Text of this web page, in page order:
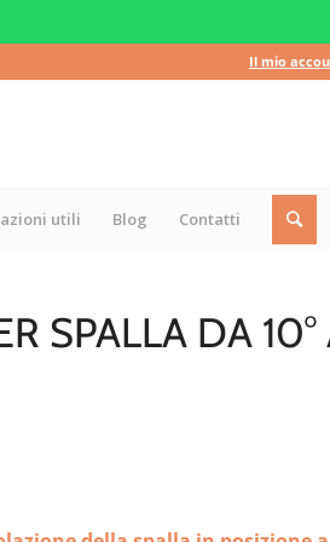
Il mio
utili Blog Contatti
SPALLA DA 10°